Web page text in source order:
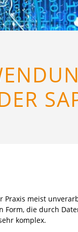
Praxis meist
Form, die durch
komplex.